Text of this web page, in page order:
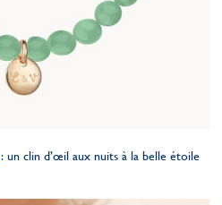
: un clin d’œil aux nuits à la belle étoile